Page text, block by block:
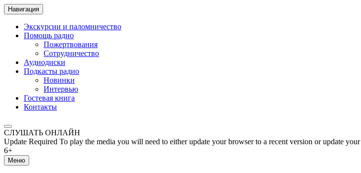
Навигация
Экскурсии и паломничество
Помощь радио
Пожертвования
Сотрудничество
Аудиодиски
Подкасты радио
Новинки
Интервью
Гостевая книга
Контакты
СЛУШАТЬ ОНЛАЙН
Update Required To play the media you will need to either update your browser to a recent version or update your
6+
Меню